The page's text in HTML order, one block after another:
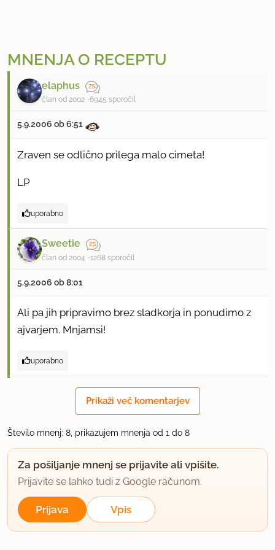
MNENJA O RECEPTU
elaphus
član od 2002 6945 sporočil
5.9.2006 ob 6:51
Zraven se odlično prilega malo cimeta!
LP
uporabno
Sweetie
član od 2004 1268 sporočil
5.9.2006 ob 8:01
Ali pa jih pripravimo brez sladkorja in ponudimo z
ajvarjem. Mnjamsi!
uporabno
331 sporočil
5.9.2006 ob 10:14
Varjanta z mlekom, na že pečene pa limonin sok +
malo sladkorja, mmmm....
uporabno
Prikaži več komentarjev
Število mnenj: 8, prikazujem mnenja od 1 do 8
Za pošiljanje mnenj se prijavite ali vpišite.
Prijavite se lahko tudi z Google računom.
Prijava Vpis